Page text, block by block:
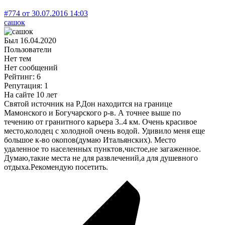
#774 от 30.07.2016 14:03
сашок
Был 16.04.2020
Пользователи
Нет тем
Нет сообщений
Рейтинг: 6
Репутация: 1
На сайте 10 лет
Святой источник на Р.Дон находится на границе
Мамонского и Богучарского р-в. А точнее выше по
течению от гранитного карьера 3..4 км. Очень красивое
место,колодец с холодной очень водой. Удивило меня еще
большое к-во окопов(думаю Итальянских). Место
удаленное то населенных пунктов,чистое,не загаженное.
Думаю,такие места не для развлечений,а для душевного
отдыха.Рекомендую посетить.